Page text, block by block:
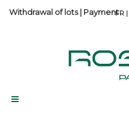
Withdrawal of lots| Payment